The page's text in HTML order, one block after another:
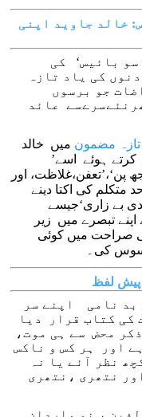
خالد جاوید اپنی
سو بائیس‘ کی
کی یاد تازہ
جو برسوں
عائد
تازہ مضمون میں خالد
کرتے ہوئے اسے’
پن‘،’تعفن،غلاظت، اور
متکلم کی اکتا دینے
بے زاری‘جیسے
تبصرے میں زیر
صراحت میں کوئی
کی۔
پیش لفظ
بد نامی اپنے سر
کی کتاب قرار دیا
محض سے ہی موت،
اور ہر کس و ناکس
نظر آئے یا نہ
نتھری ،نتھری
، نو واردان